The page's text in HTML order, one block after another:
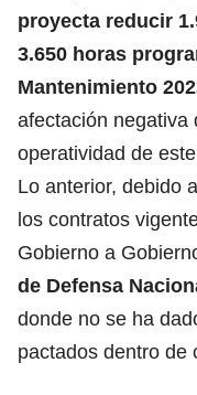
proyecta reducir
3.650 horas
Mantenimiento
afectación negativa
operatividad de
Lo anterior, debido
los contratos
Gobierno a
de Defensa
donde no se ha
pactados dentro de